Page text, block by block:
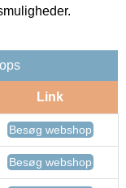
Link
Besøg webshop
Besøg webshop